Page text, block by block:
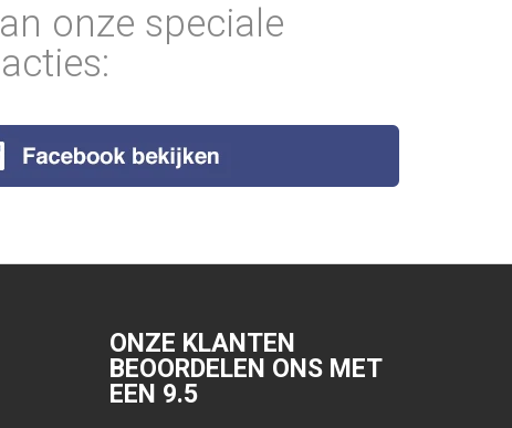
onze speciale
ONZE KLANTEN
BEOORDELEN ONS MET
EEN 9.5